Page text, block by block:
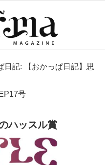
日記: 【おかっぱ日記】思
号
ハッスル賞